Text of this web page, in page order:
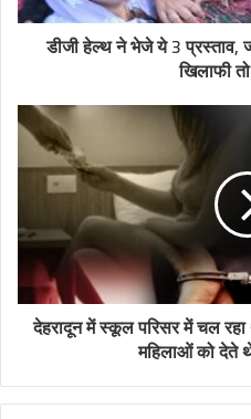
डीजी हेल्थ ने भेजे ये 3 प्रस्ताव,
खिलाफी
देहरादून में स्कूल परिसर में चल रहा
महिलाओं को देते